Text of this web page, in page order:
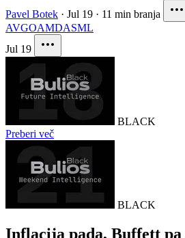
Pavel Botek · Jul 19 · 11 min branja
AVGOAMDASML
Jul 19
BLACK
Preberi več
BLACK
Inflacija pada, Buffett pa